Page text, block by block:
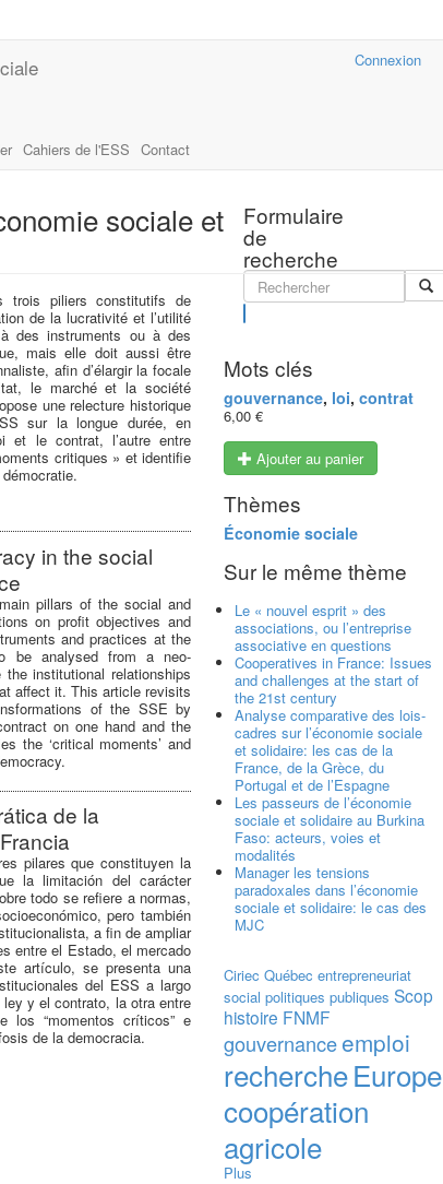
Connexion
Cahiers de l'ESS Contact
Formulaire
de
recherche
sociale et
trois piliers constitutifs de
de la lucrativité et l’utilité
des instruments ou à des
mais elle doit aussi être
afin d’élargir la focale
le marché et la société
une relecture historique
sur la longue durée, en
et le contrat, l’autre entre
critiques » et identifie
in the social
pillars of the social and
on profit objectives and
and practices at the
be analysed from a neo-
institutional relationships
affect it. This article revisits
of the SSE by
on one hand and the
the ‘critical moments’ and
de la
pilares que constituyen la
la limitación del carácter
todo se refiere a normas,
pero también
a fin de ampliar
entre el Estado, el mercado
artículo, se presenta una
del ESS a largo
y el contrato, la otra entre
los “momentos críticos” e
de la democracia.
Mots clés
gouvernance, loi, contrat
6,00 €
Ajouter au panier
Thèmes
Économie sociale
Sur le même thème
Le « nouvel esprit » des
associations, ou l’entreprise
associative en questions
Cooperatives in France: Issues
and challenges at the start of
the 21st century
Analyse comparative des lois-
cadres sur l’économie sociale
et solidaire: les cas de la
France, de la Grèce, du
Portugal et de l’Espagne
Les passeurs de l’économie
sociale et solidaire au Burkina
Faso: acteurs, voies et
modalités
Manager les tensions
paradoxales dans l’économie
sociale et solidaire: le cas des
MJC
Ciriec Québec entrepreneuriat
social politiques publiques Scop
histoire FNMF
gouvernanceemploi
rechercheEurope
coopération
agricole
Plus